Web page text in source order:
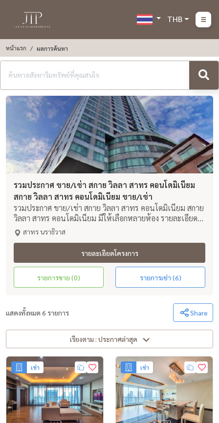
THB
หน้าแรก ผลการค้นหา
รวมประกาศ ขาย/เช่า สกาย วิลลา สาทร คอนโดมิเนียม
สกาย วิลลา สาทร คอนโดมิเนียม ขาย/เช่า
รวมประกาศ ขาย/เช่า สกาย วิลลา สาทร คอนโดมิเนียม สกาย
วิลลา สาทร คอนโดมิเนียม มีให้เลือกหลายห้อง รายละเอียด
ครบ ค้นหาง่าย อัพเดททุกวัน
สาทร นราธิวาส
รายละเอียดโครงการ
รายการขาย (0) รายการเช่า (6)
แสดงทั้งหมด 6 รายการ Share
เรียงตาม : ประกาศล่าสุด
เช่า เช่า